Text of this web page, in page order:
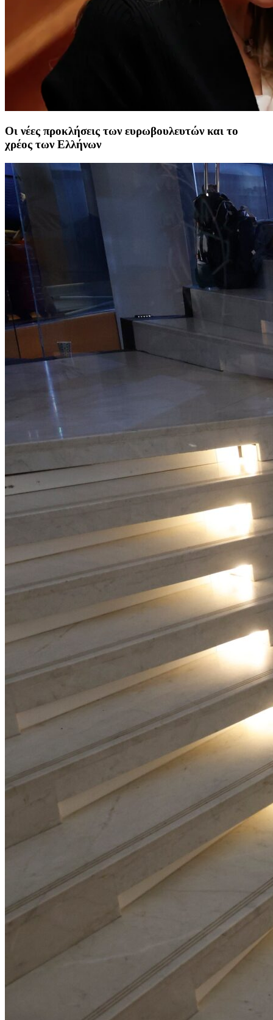
Οι νέες προκλήσεις των ευρωβουλευτών και το
χρέος των Ελλήνων